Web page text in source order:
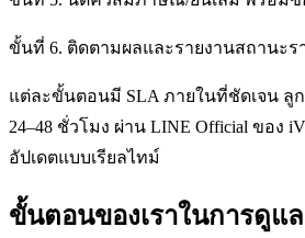
ขั้นที่ 6. ติดตามผลและรายงานสถานะร
แต่ละขั้นตอนมี SLA ภายในที่ชัดเจน ลู
24–48 ชั่วโมง ผ่าน LINE Official ของ
อัปเดตแบบเรียลไทม์
ขั้นตอนของเราในการดูแ